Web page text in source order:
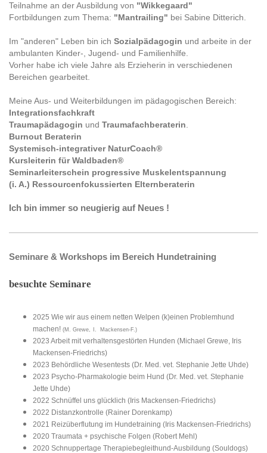
Teilnahme an der Ausbildung von "Wikkegaard"
Fortbildungen zum Thema: "Mantrailing" bei Sabine Ditterich.
Im "anderen" Leben bin ich Sozialpädagogin und arbeite in der
ambulanten Kinder-, Jugend- und Familienhilfe.
Vorher habe ich viele Jahre als Erzieherin in verschiedenen
Bereichen gearbeitet.
Meine Aus- und Weiterbildungen im pädagogischen Bereich:
Integrationsfachkraft
Traumapädagogin und Traumafachberaterin.
Burnout Beraterin
Systemisch-integrativer NaturCoach®
Kursleiterin für Waldbaden®
Seminarleiterschein progressive Muskelentspannung
(i. A.) Ressourcenfokussierten Elternberaterin
Ich bin immer so neugierig auf Neues !
Seminare & Workshops im Bereich Hundetraining
besuchte Seminare
2025 Wie wir aus einem netten Welpen (k)einen Problemhund
machen! (M. Grewe, I. Mackensen-F.)
2023 Arbeit mit verhaltensgestörten Hunden (Michael Grewe, Iris
Mackensen-Friedrichs)
2023 Behördliche Wesentests (Dr. Med. vet. Stephanie Jette Uhde)
2023 Psycho-Pharmakologie beim Hund (Dr. Med. vet. Stephanie
Jette Uhde)
2022 Schnüffel uns glücklich (Iris Mackensen-Friedrichs)
2022 Distanzkontrolle (Rainer Dorenkamp)
2021 Reizüberflutung im Hundetraining (Iris Mackensen-Friedrichs)
2020 Traumata + psychische Folgen (Robert Mehl)
2020 Schnuppertage Therapiebegleithund-Ausbildung (Souldogs)